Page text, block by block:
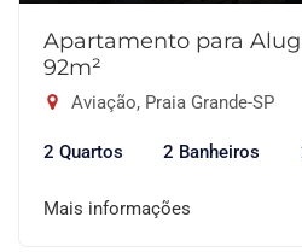
Apartamento para
92m²
Aviação, Praia Grande-SP
2 Quartos 2 Banheiros
Mais informações